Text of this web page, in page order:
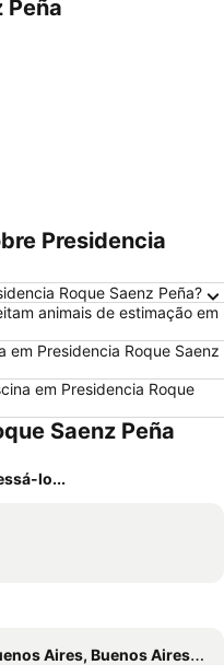
Peña
Presidencia
Roque Saenz Peña?
animais de estimação em
em Presidencia Roque Saenz
em Presidencia Roque
Saenz Peña
lo...
Aires, Buenos Aires Province Hotéis